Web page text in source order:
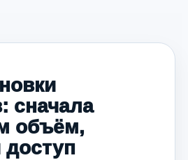
сначала
объём,
доступ